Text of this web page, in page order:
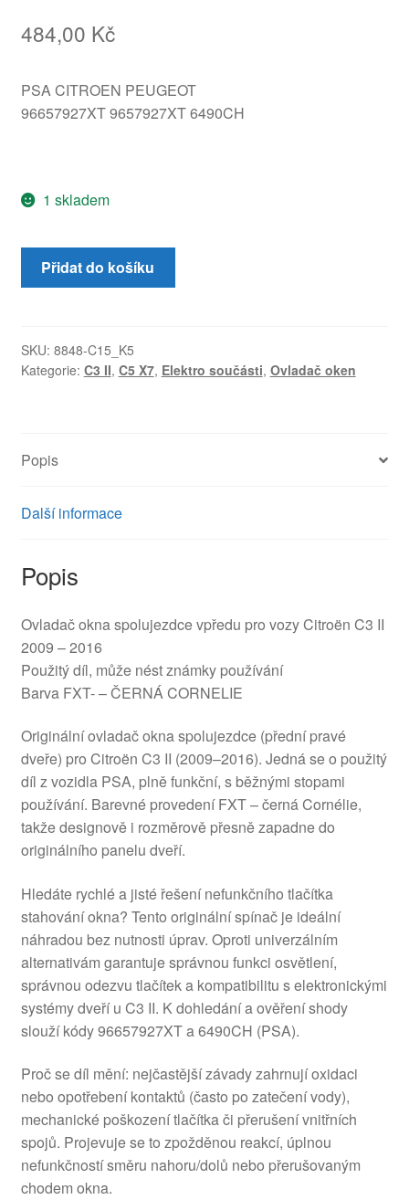
484,00 Kč
PSA CITROEN PEUGEOT
96657927XT 9657927XT 6490CH
1 skladem
Ovladač
okna
II
96657927XT
Přidat do košíku
SKU: 8848-C15_K5
Kategorie: C3 II, C5 X7, Elektro součásti, Ovladač oken
Popis
Další informace
Popis
Ovladač okna spolujezdce vpředu pro vozy Citroën C3 II
2009 – 2016
Použitý díl, může nést známky používání
Barva FXT- – ČERNÁ CORNELIE
Originální ovladač okna spolujezdce (přední pravé
dveře) pro Citroën C3 II (2009–2016). Jedná se o použitý
díl z vozidla PSA, plně funkční, s běžnými stopami
používání. Barevné provedení FXT – černá Cornélie,
takže designově i rozměrově přesně zapadne do
originálního panelu dveří.
Hledáte rychlé a jisté řešení nefunkčního tlačítka
stahování okna? Tento originální spínač je ideální
náhradou bez nutnosti úprav. Oproti univerzálním
alternativám garantuje správnou funkci osvětlení,
správnou odezvu tlačítek a kompatibilitu s elektronickými
systémy dveří u C3 II. K dohledání a ověření shody
slouží kódy 96657927XT a 6490CH (PSA).
Proč se díl mění: nejčastější závady zahrnují oxidaci
nebo opotřebení kontaktů (často po zatečení vody),
mechanické poškození tlačítka či přerušení vnitřních
spojů. Projevuje se to zpožděnou reakcí, úplnou
nefunkčností směru nahoru/dolů nebo přerušovaným
chodem okna.